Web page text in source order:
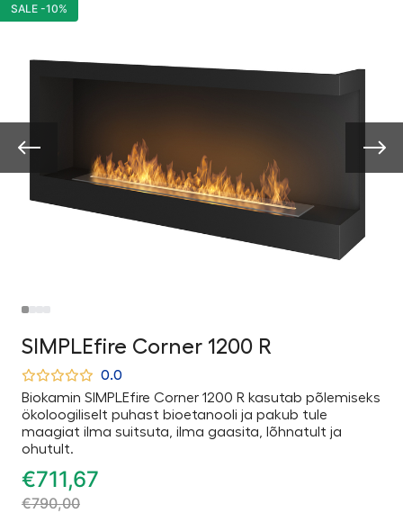
SALE -10%
SIMPLEfire Corner 1200 R
0.0
Biokamin SIMPLEfire Corner 1200 R kasutab põlemiseks
ökoloogiliselt puhast bioetanooli ja pakub tule
maagiat ilma suitsuta, ilma gaasita, lõhnatult ja
ohutult.
€711,67
€790,00